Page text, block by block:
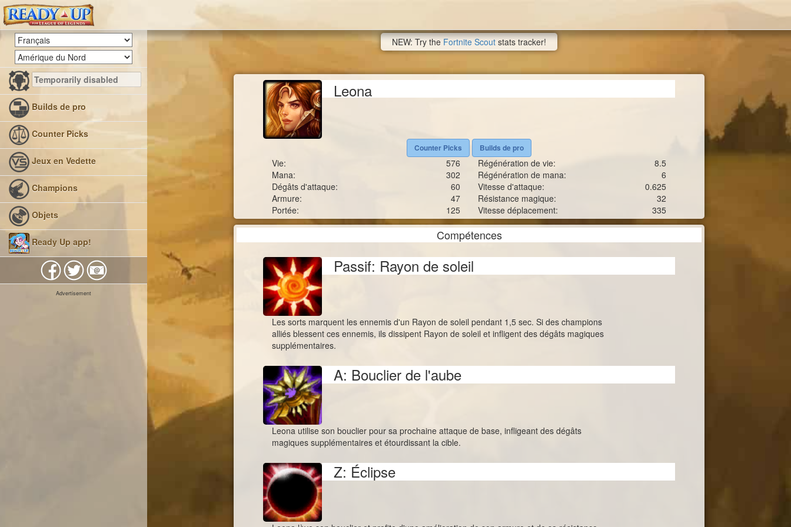
Builds de pro
Counter Picks
Jeux en Vedette
Champions
Objets
Ready Up app!
Advertisement
NEW: Try the Fortnite Scout stats tracker!
Leona
Counter Picks Builds de pro
Vie: 576 Régénération de vie:
8.5
Mana:
302 Régénération de mana:
6
Dégâts d'attaque:
60 Vitesse d'attaque:
0.625
Armure:
47 Résistance magique:
32
Portée:
125 Vitesse déplacement: 335
Compétences
Passif: Rayon de soleil
Les sorts marquent les ennemis d'un Rayon de soleil pendant 1,5 sec. Si des champions
alliés blessent ces ennemis, ils dissipent Rayon de soleil et infligent des dégâts magiques
supplémentaires.
A: Bouclier de l'aube
Leona utilise son bouclier pour sa prochaine attaque de base, infligeant des dégâts
magiques supplémentaires et étourdissant la cible.
Z: Éclipse